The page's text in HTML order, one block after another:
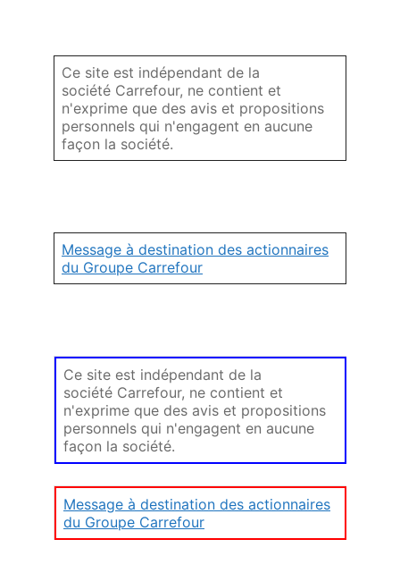
Ce site est indépendant de la
société Carrefour, ne contient et
n'exprime que des avis et propositions
personnels qui n'engagent en aucune
façon la société.
Message à destination des actionnaires
du Groupe Carrefour
Ce site est indépendant de la
société Carrefour, ne contient et
n'exprime que des avis et propositions
personnels qui n'engagent en aucune
façon la société.
Message à destination des actionnaires
du Groupe Carrefour